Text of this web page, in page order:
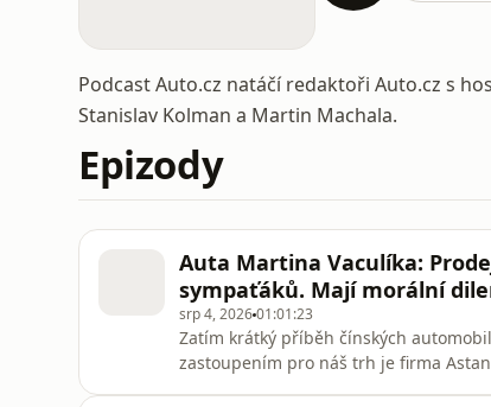
Podcast Auto.cz natáčí redaktoři Auto.cz s
Stanislav Kolman a Martin Machala.
Epizody
Auta Martina Vaculíka:
sympaťáků. Mají morální
srp 4, 202601:01:23
Zatím krátký příběh čínských
zastoupením pro náš trh je firma